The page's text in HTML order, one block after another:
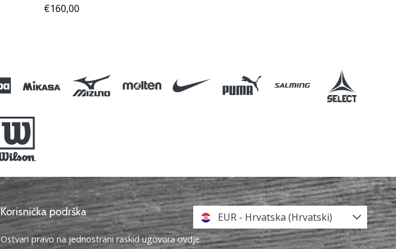
€160,00
Korisnička podrška
Ostvari pravo na jednostrani raskid ugovora ovdje
EUR - Hrvatska (Hrvatski)